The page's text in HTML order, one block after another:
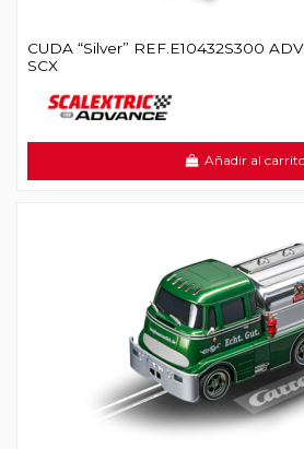
CUDA “Silver” REF.E10432S300
SCX
Añadir al